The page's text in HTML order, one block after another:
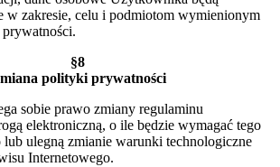
w zakresie, celu i podmiotom wymienionym
§8
polityki prywatności
sobie prawo zmiany regulaminu
elektroniczną, o ile będzie wymagać tego
ulegną zmianie warunki technologiczne
Internetowego.